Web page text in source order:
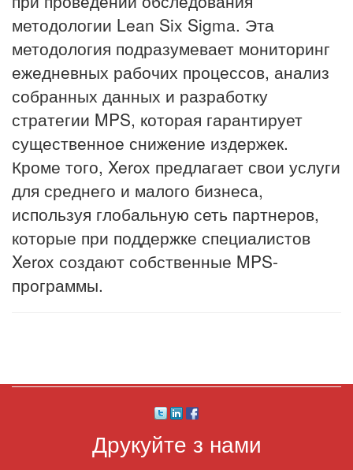
методологии Lean Six Sigma. Эта
методология подразумевает мониторинг
ежедневных рабочих процессов, анализ
собранных данных и разработку
стратегии MPS, которая гарантирует
существенное снижение издержек.
Кроме того, Xerox предлагает свои услуги
для среднего и малого бизнеса,
используя глобальную сеть партнеров,
которые при поддержке специалистов
Xerox создают собственные MPS-
программы.
Друкуйте з нами